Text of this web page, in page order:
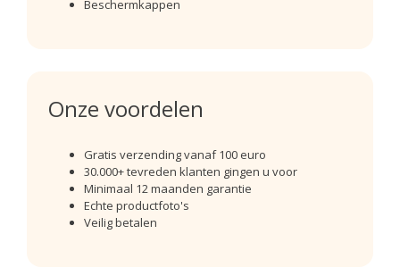
Beschermkappen
Onze voordelen
Gratis verzending vanaf 100 euro
30.000+ tevreden klanten gingen u voor
Minimaal 12 maanden garantie
Echte productfoto's
Veilig betalen